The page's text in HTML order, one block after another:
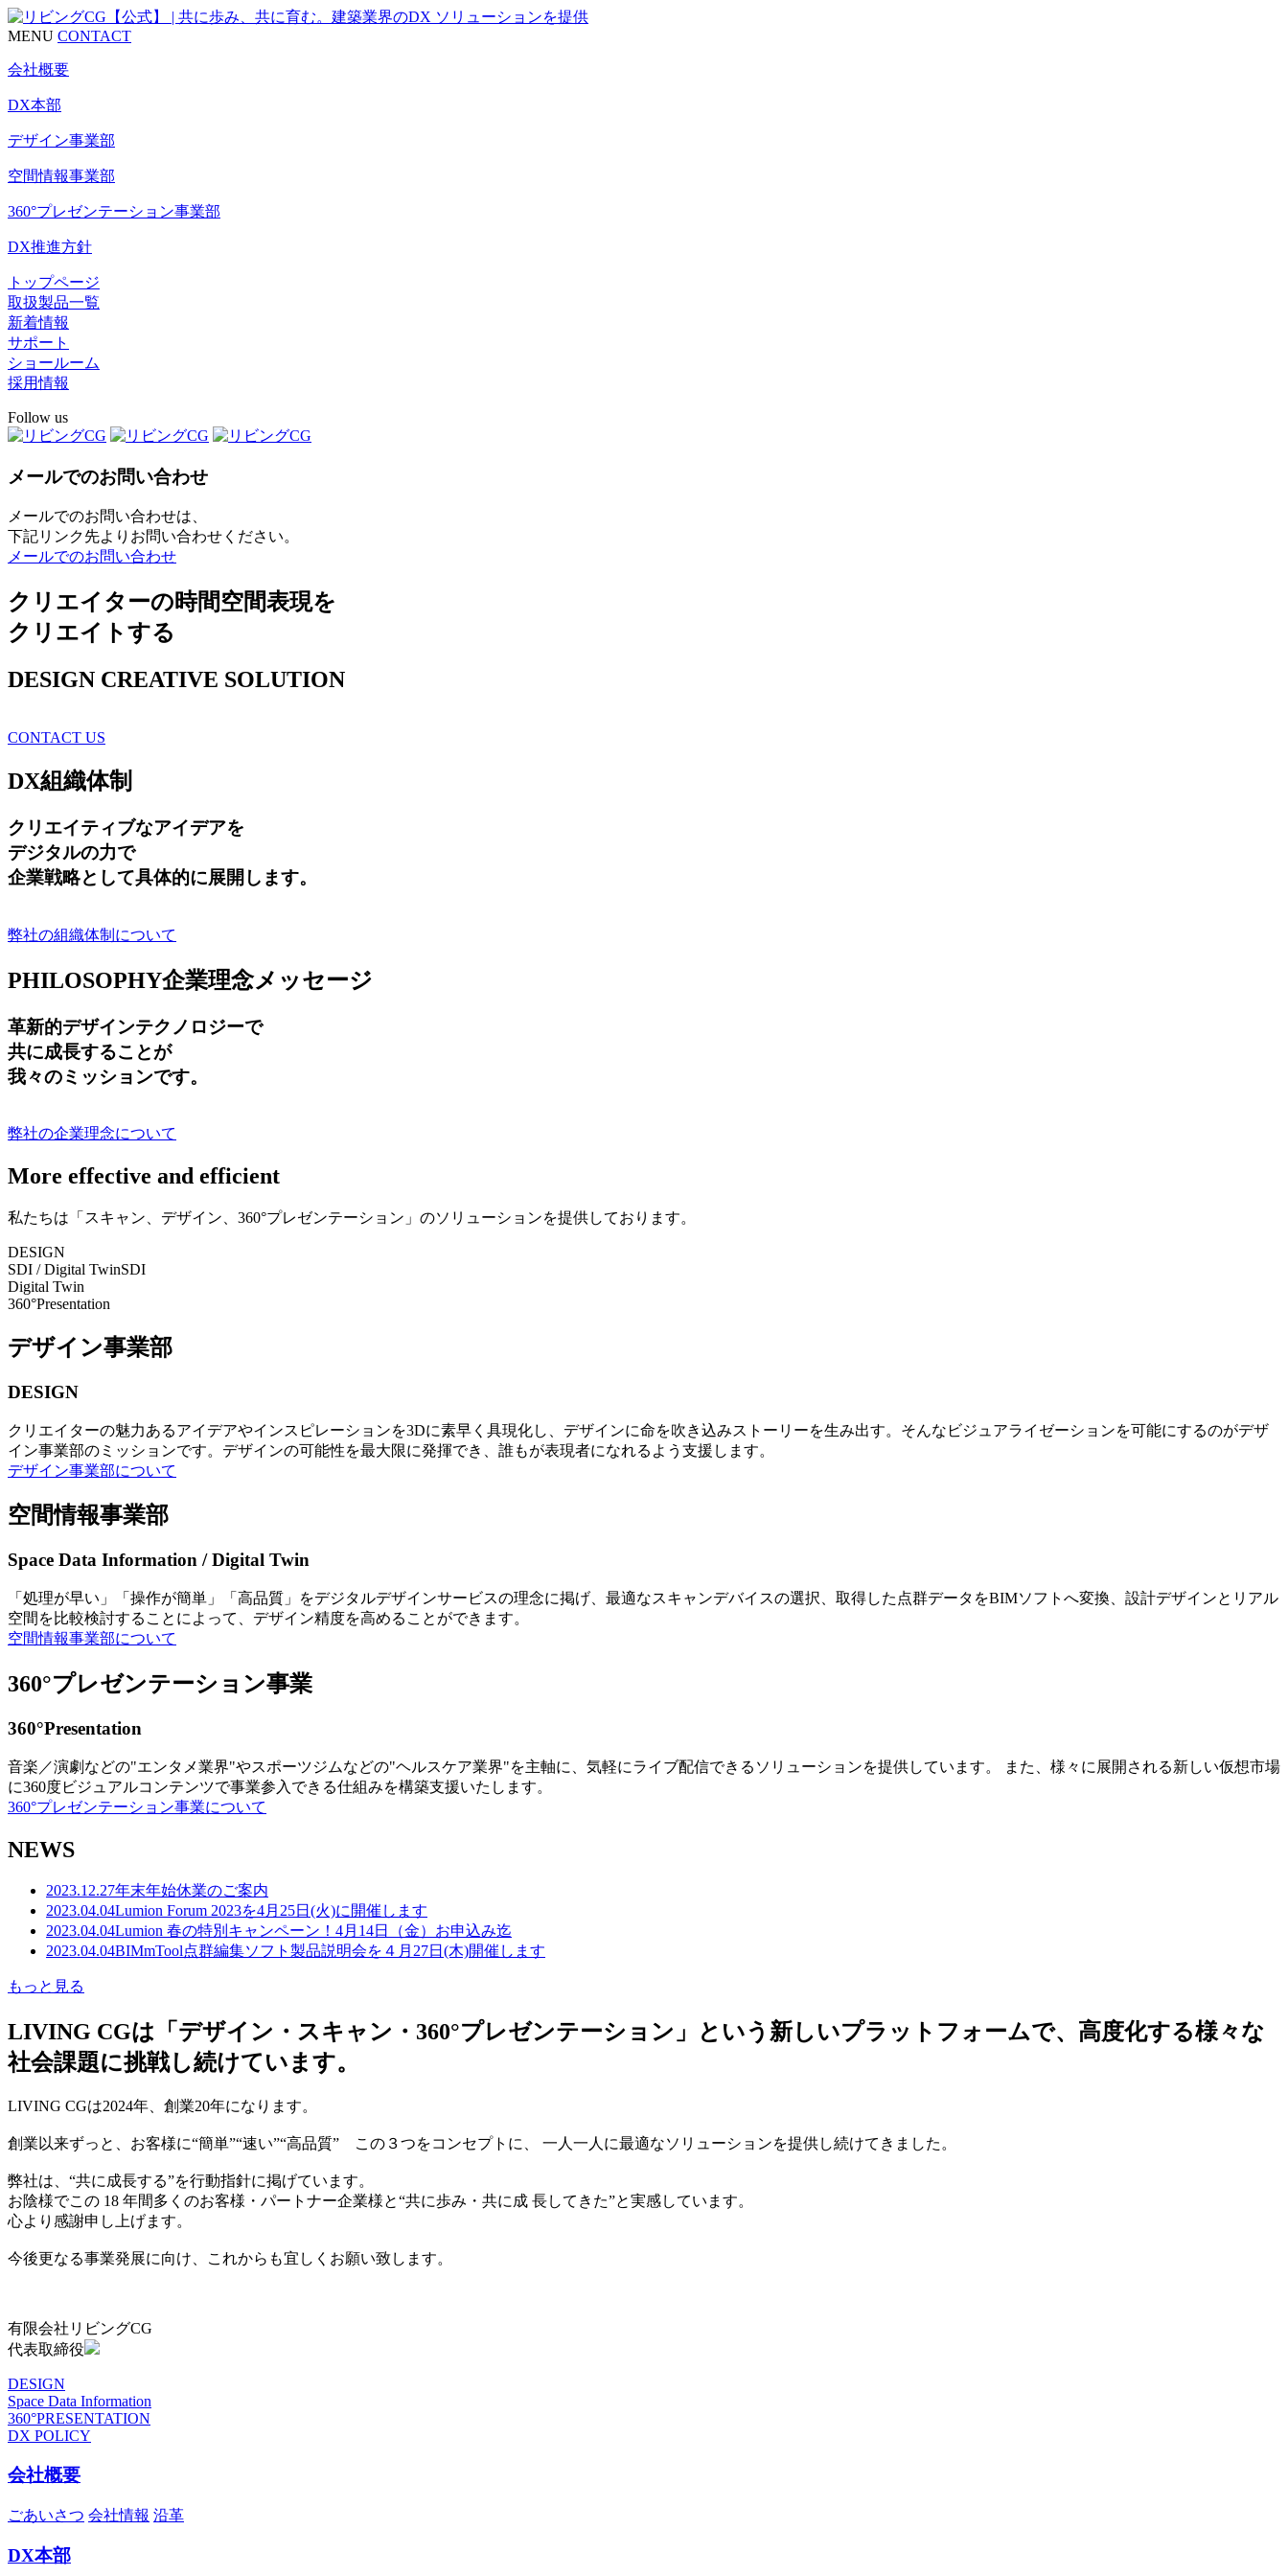
MENU CONTACT
会社概要
DX本部
デザイン事業部
空間情報事業部
360°プレゼンテーション事業部
DX推進方針
トップページ
取扱製品一覧
新着情報
サポート
ショールーム
採用情報
Follow us
メールでのお問い合わせ
メールでのお問い合わせは、
下記リンク先よりお問い合わせください。
メールでのお問い合わせ
クリエイターの時間空間表現を
クリエイトする
DESIGN CREATIVE SOLUTION
CONTACT US
DX組織体制
クリエイティブなアイデアを
デジタルの力で
企業戦略として具体的に展開します。
弊社の組織体制について
PHILOSOPHY企業理念メッセージ
革新的デザインテクノロジーで
共に成長することが
我々のミッションです。
弊社の企業理念について
More effective and efficient
私たちは「スキャン、デザイン、360°プレゼンテーション」のソリューションを提供しております。
DESIGN
SDI / Digital TwinSDI
Digital Twin
360°Presentation
デザイン事業部
DESIGN
クリエイターの魅力あるアイデアやインスピレーションを3Dに素早く具現化し、デザインに命を吹き込みストーリーを生み出す。そんなビジュアライゼーションを可能にするのがデザ
イン事業部のミッションです。デザインの可能性を最大限に発揮でき、誰もが表現者になれるよう支援します。
デザイン事業部について
空間情報事業部
Space Data Information / Digital Twin
「処理が早い」「操作が簡単」「高品質」をデジタルデザインサービスの理念に掲げ、最適なスキャンデバイスの選択、取得した点群データをBIMソフトへ変換、設計デザインとリアル
空間を比較検討することによって、デザイン精度を高めることができます。
空間情報事業部について
360°プレゼンテーション事業
360°Presentation
音楽／演劇などの"エンタメ業界"やスポーツジムなどの"ヘルスケア業界"を主軸に、気軽にライブ配信できるソリューションを提供しています。 また、様々に展開される新しい仮想市場
に360度ビジュアルコンテンツで事業参入できる仕組みを構築支援いたします。
360°プレゼンテーション事業について
NEWS
2023.12.27年末年始休業のご案内
2023.04.04Lumion Forum 2023を4月25日(火)に開催します
2023.04.04Lumion 春の特別キャンペーン！4月14日（金）お申込み迄
2023.04.04BIMmTool点群編集ソフト製品説明会を４月27日(木)開催します
もっと見る
LIVING CGは「デザイン・スキャン・360°プレゼンテーション」という新しいプラットフォームで、高度化する様々な
社会課題に挑戦し続けています。
LIVING CGは2024年、創業20年になります。
創業以来ずっと、お客様に“簡単”“速い”“高品質” この３つをコンセプトに、 一人一人に最適なソリューションを提供し続けてきました。
弊社は、“共に成長する”を行動指針に掲げています。
お陰様でこの 18 年間多くのお客様・パートナー企業様と“共に歩み・共に成 長してきた”と実感しています。
心より感謝申し上げます。
今後更なる事業発展に向け、これからも宜しくお願い致します。
有限会社リビングCG
代表取締役
DESIGN
Space Data Information
360°PRESENTATION
DX POLICY
会社概要
ごあいさつ 会社情報 沿革
DX本部